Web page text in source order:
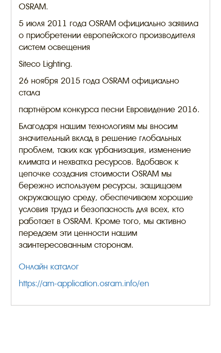
OSRAM.
5 июля 2011 года OSRAM официально заявила
о приобретении европейского производителя
систем освещения
Siteco Lighting.
26 ноября 2015 года OSRAM официально
стала
партнёром конкурса песни Евровидение 2016.
Благодаря нашим технологиям мы вносим
значительный вклад в решение глобальных
проблем, таких как урбанизация, изменение
климата и нехватка ресурсов. Вдобавок к
цепочке создания стоимости OSRAM мы
бережно используем ресурсы, защищаем
окружающую среду, обеспечиваем хорошие
условия труда и безопасность для всех, кто
работает в OSRAM. Кроме того, мы активно
передаем эти ценности нашим
заинтересованным сторонам.
Онлайн каталог
https://am-application.osram.info/en